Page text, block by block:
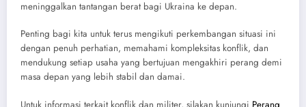
meninggalkan tantangan berat bagi Ukraina ke depan.
Penting bagi kita untuk terus mengikuti perkembangan situasi ini
dengan penuh perhatian, memahami kompleksitas konflik, dan
mendukung setiap usaha yang bertujuan mengakhiri perang demi
masa depan yang lebih stabil dan damai.
Untuk informasi terkait konflik dan militer, silakan kunjungi Perang